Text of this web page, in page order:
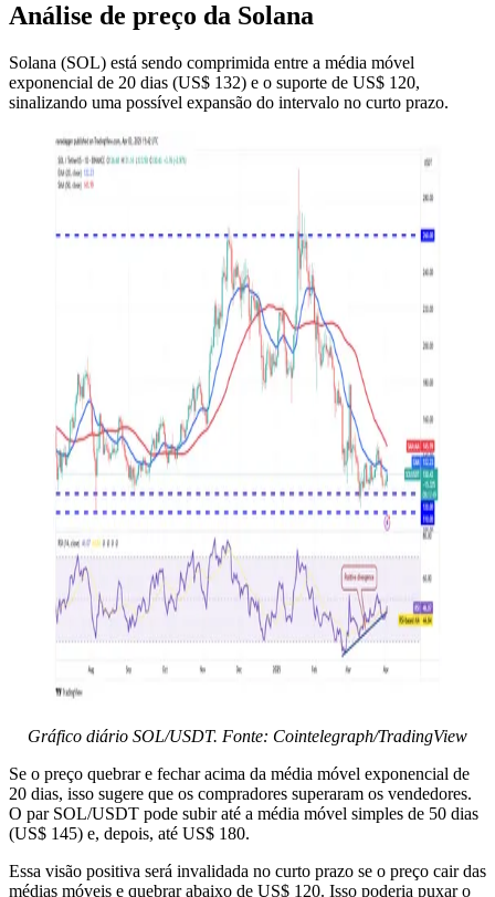
Análise de preço da Solana
Solana (SOL) está sendo comprimida entre a média móvel
exponencial de 20 dias (US$ 132) e o suporte de US$ 120,
sinalizando uma possível expansão do intervalo no curto prazo.
Gráfico diário SOL/USDT. Fonte: Cointelegraph/TradingView
Se o preço quebrar e fechar acima da média móvel exponencial de
20 dias, isso sugere que os compradores superaram os vendedores.
O par SOL/USDT pode subir até a média móvel simples de 50 dias
(US$ 145) e, depois, até US$ 180.
Essa visão positiva será invalidada no curto prazo se o preço cair das
médias móveis e quebrar abaixo de US$ 120. Isso poderia puxar o